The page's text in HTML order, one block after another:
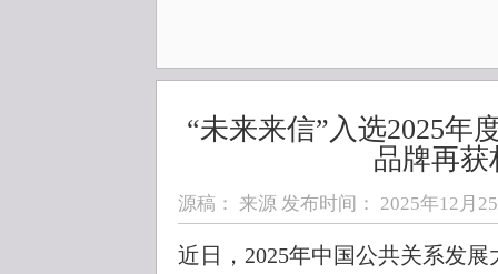
“未来来信”入选2025年
品牌再获
源稿： 来源 发布时间： 2025年12月
近日，2025年中国公共关系发